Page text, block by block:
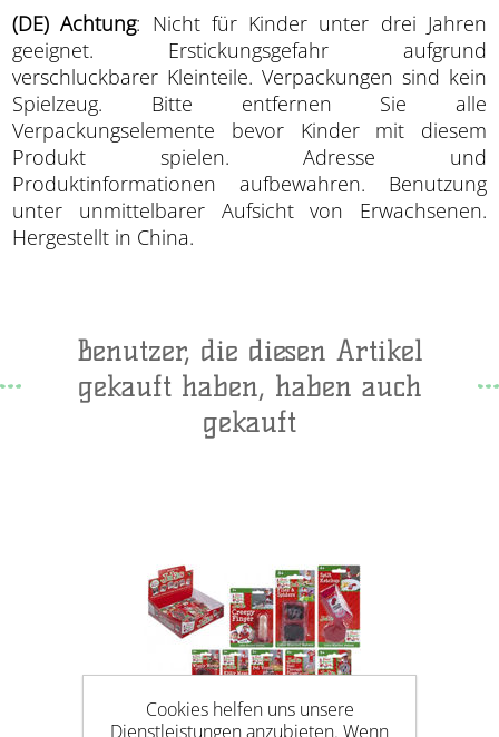
(DE) Achtung: Nicht für Kinder unter drei Jahren
geeignet. Erstickungsgefahr aufgrund
verschluckbarer Kleinteile. Verpackungen sind kein
Spielzeug. Bitte entfernen Sie alle
Verpackungselemente bevor Kinder mit diesem
Produkt spielen. Adresse und
Produktinformationen aufbewahren. Benutzung
unter unmittelbarer Aufsicht von Erwachsenen.
Hergestellt in China.
Benutzer, die diesen Artikel
gekauft haben, haben auch
gekauft
Cookies helfen uns unsere
Dienstleistungen anzubieten. Wenn